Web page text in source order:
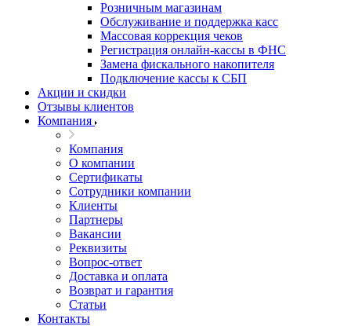
Розничным магазинам
Обслуживание и поддержка касс
Массовая коррекция чеков
Регистрация онлайн-кассы в ФНС
Замена фискального накопителя
Подключение кассы к СБП
Акции и скидки
Отзывы клиентов
Компания
Компания
О компании
Сертификаты
Сотрудники компании
Клиенты
Партнеры
Вакансии
Реквизиты
Вопрос-ответ
Доставка и оплата
Возврат и гарантия
Статьи
Контакты